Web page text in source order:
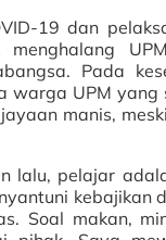
19 dan
Pada
warga UPM
manis,
lalu, pelajar
kebajikan
Soal makan,